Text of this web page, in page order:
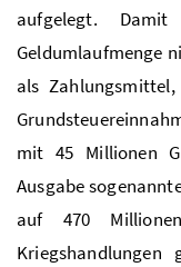
aufgelegt.
Geldumlaufmenge
als
mit 45 Millionen
Ausgabe
auf 470